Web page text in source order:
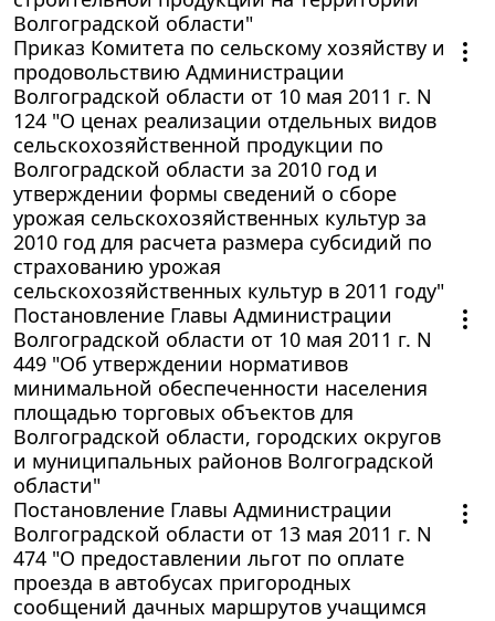
Волгоградской области"
Приказ Комитета по сельскому хозяйству и
продовольствию Администрации
Волгоградской области от 10 мая 2011 г. N
124 "О ценах реализации отдельных видов
сельскохозяйственной продукции по
Волгоградской области за 2010 год и
утверждении формы сведений о сборе
урожая сельскохозяйственных культур за
2010 год для расчета размера субсидий по
страхованию урожая
сельскохозяйственных культур в 2011 году"
Постановление Главы Администрации
Волгоградской области от 10 мая 2011 г. N
449 "Об утверждении нормативов
минимальной обеспеченности населения
площадью торговых объектов для
Волгоградской области, городских округов
и муниципальных районов Волгоградской
области"
Постановление Главы Администрации
Волгоградской области от 13 мая 2011 г. N
474 "О предоставлении льгот по оплате
проезда в автобусах пригородных
сообщений дачных маршрутов учащимся